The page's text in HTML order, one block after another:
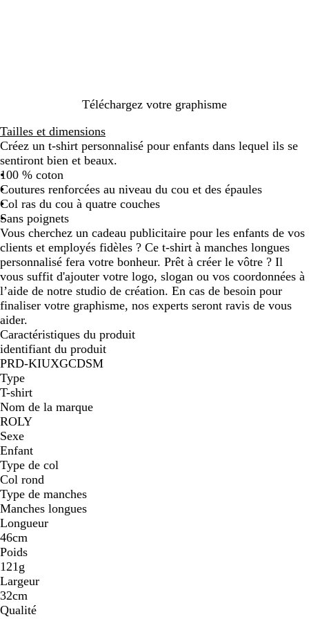
Téléchargez votre graphisme
Tailles et dimensions
Créez un t-shirt personnalisé pour enfants dans lequel ils se
sentiront bien et beaux.
100 % coton
Coutures renforcées au niveau du cou et des épaules
Col ras du cou à quatre couches
Sans poignets
Vous cherchez un cadeau publicitaire pour les enfants de vos
clients et employés fidèles ? Ce t-shirt à manches longues
personnalisé fera votre bonheur. Prêt à créer le vôtre ? Il
vous suffit d'ajouter votre logo, slogan ou vos coordonnées à
l’aide de notre studio de création. En cas de besoin pour
finaliser votre graphisme, nos experts seront ravis de vous
aider.
Caractéristiques du produit
identifiant du produit
PRD-KIUXGCDSM
Type
T-shirt
Nom de la marque
ROLY
Sexe
Enfant
Type de col
Col rond
Type de manches
Manches longues
Longueur
46cm
Poids
121g
Largeur
32cm
Qualité